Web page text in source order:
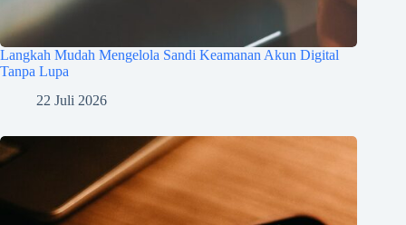
Langkah Mudah Mengelola Sandi Keamanan Akun Digital
Tanpa Lupa
22 Juli 2026